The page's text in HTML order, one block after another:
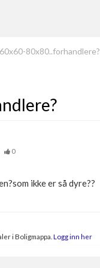
80x80..forhandlere?
0
ikke er så dyre??
i Boligmappa. Logg inn her